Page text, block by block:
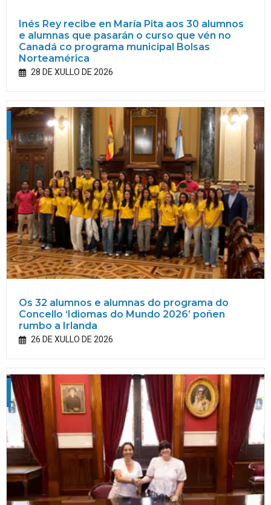
Inés Rey recibe en María Pita aos 30 alumnos
e alumnas que pasarán o curso que vén no
Canadá co programa municipal Bolsas
Norteamérica
28 DE XULLO DE 2026
Os 32 alumnos e alumnas do programa do
Concello ‘Idiomas do Mundo 2026’ poñen
rumbo a Irlanda
26 DE XULLO DE 2026